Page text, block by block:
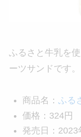
ふるさと牛乳を
ーツサンドです。
商品名： ふる
価格：324円
発売日：2023